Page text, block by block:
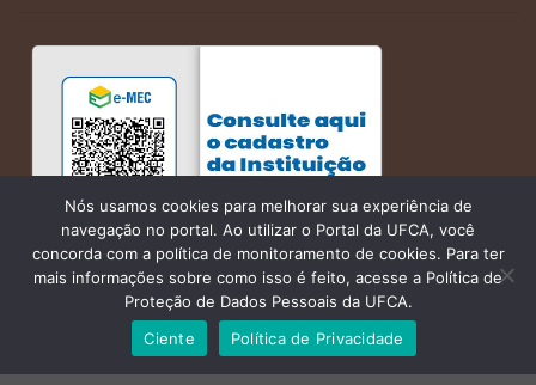
Nós usamos cookies para melhorar sua experiência de
navegação no portal. Ao utilizar o Portal da UFCA, você
concorda com a política de monitoramento de cookies. Para ter
mais informações sobre como isso é feito, acesse a Política de
Proteção de Dados Pessoais da UFCA.
Ciente
Política de Privacidade